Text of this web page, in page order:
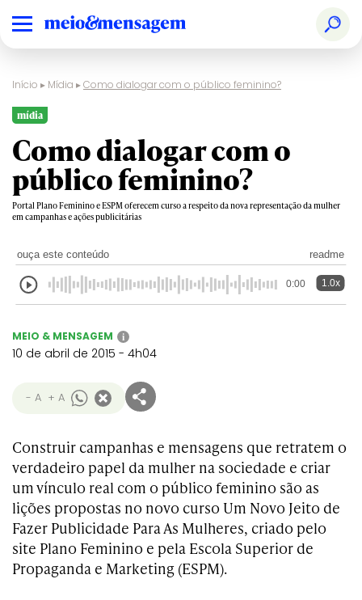
Início ▸ Mídia ▸Como dialogar com o público feminino?
mídia
Como dialogar com o
público feminino?
Portal Plano Feminino e ESPM oferecem curso a respeito da nova representação da mulher
em campanhas e ações publicitárias
ouça este conteúdo readme
0:00 1.0x
MEIO & MENSAGEM i
10 de abril de 2015 - 4h04
- A + A
Construir campanhas e mensagens que retratem o
verdadeiro papel da mulher na sociedade e criar
um vínculo real com o público feminino são as
lições propostas no novo curso Um Novo Jeito de
Fazer Publicidade Para As Mulheres, criado pelo
site Plano Feminino e pela Escola Superior de
Propaganda e Marketing (ESPM).